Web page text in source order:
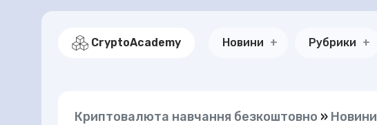
CryptoAcademy Новини Рубрики
Криптовалюта навчання безкоштовно » Новини